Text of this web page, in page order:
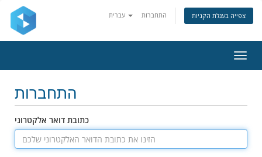
התחברות צפייה בעגלת הקניות
ניווט
התחברות
כתובת דואר אלקטרוני